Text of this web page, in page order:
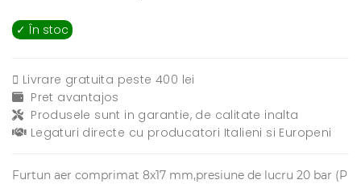
✓ În stoc
Livrare gratuita peste 400 lei
Pret avantajos
Produsele sunt in garantie, de calitate inalta
Legaturi directe cu producatori Italieni si Europeni
Furtun aer comprimat 8x17 mm,presiune de lucru 20 bar (P